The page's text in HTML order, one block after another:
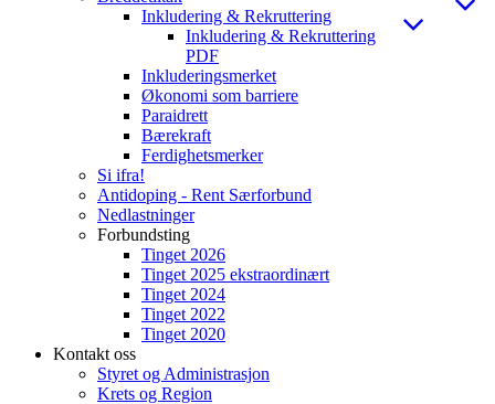
Inkludering & Rekruttering
Inkludering & Rekruttering
PDF
Inkluderingsmerket
Økonomi som barriere
Paraidrett
Bærekraft
Ferdighetsmerker
Si ifra!
Antidoping - Rent Særforbund
Nedlastninger
Forbundsting
Tinget 2026
Tinget 2025 ekstraordinært
Tinget 2024
Tinget 2022
Tinget 2020
Kontakt oss
Styret og Administrasjon
Krets og Region